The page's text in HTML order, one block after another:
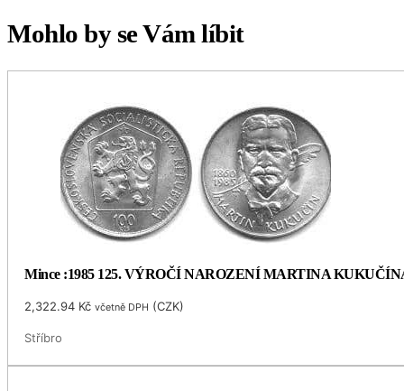
Mohlo by se Vám líbit
Mince :1985 125. VÝROČÍ NAROZENÍ MARTINA
2,322.94 Kč včetně DPH (CZK)
Stříbro